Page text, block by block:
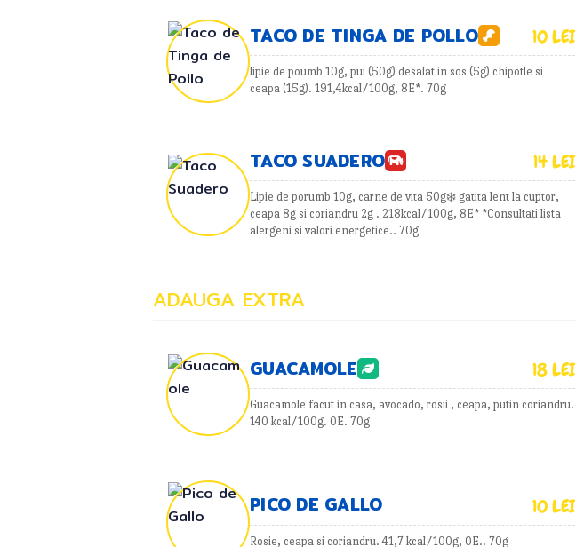
TACO DE TINGA DE POLLO 10 LEI
lipie de poumb 10g, pui (50g) desalat in sos (5g) chipotle si
ceapa (15g). 191,4kcal/100g, 8E*. 70g
TACO SUADERO 14 LEI
Lipie de porumb 10g, carne de vita 50g❄️ gatita lent la cuptor,
ceapa 8g si coriandru 2g . 218kcal/100g, 8E* *Consultati lista
alergeni si valori energetice.. 70g
ADAUGA EXTRA
GUACAMOLE 18 LEI
Guacamole facut in casa, avocado, rosii , ceapa, putin coriandru.
140 kcal/100g. 0E. 70g
PICO DE GALLO 10 LEI
Rosie, ceapa si coriandru. 41,7 kcal/100g, 0E.. 70g